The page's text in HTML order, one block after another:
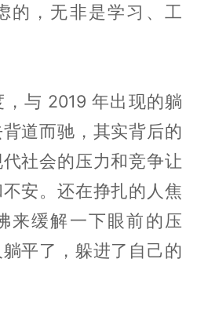
的，无非是学习、工
与 2019 年出现的躺
道而驰，其实背后的
社会的压力和竞争让
安。还在挣扎的人焦
来缓解一下眼前的压
平了，躲进了自己的